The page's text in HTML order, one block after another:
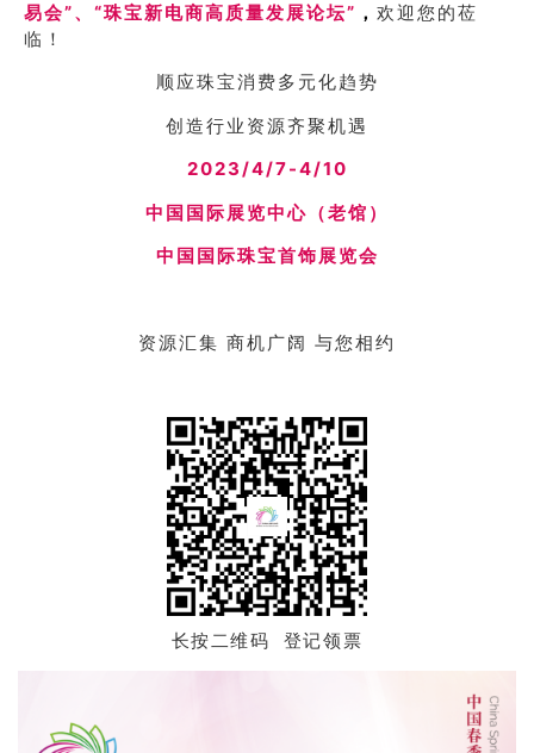
易会”、“珠宝新电商高质量发展论坛” ， 欢迎您的莅
临！
顺应珠宝消费多元化趋势
创造行业资源齐聚机遇
2023/4/7-4/10
中国国际展览中心（老馆）
中国国际珠宝首饰展览会
资源汇集 商机广阔 与您相约
长按二维码 登记领票